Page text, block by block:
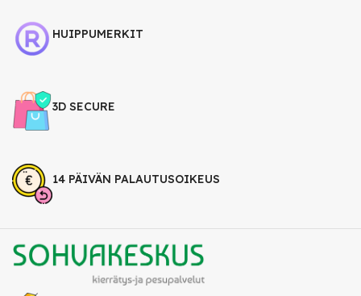
HUIPPUMERKIT
3D SECURE
14 PÄIVÄN PALAUTUSOIKEUS